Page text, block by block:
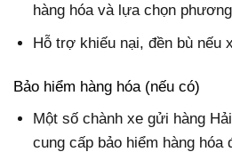
hàng hóa và lựa chọn
Hỗ trợ khiếu nại, đền bù nếu
Bảo hiểm hàng hóa (nếu có)
Một số chành xe gửi hàng
cung cấp bảo hiểm hàng hóa